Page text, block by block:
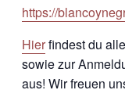
https://
Hierfindest du
sowie zur
aus! Wir freuen